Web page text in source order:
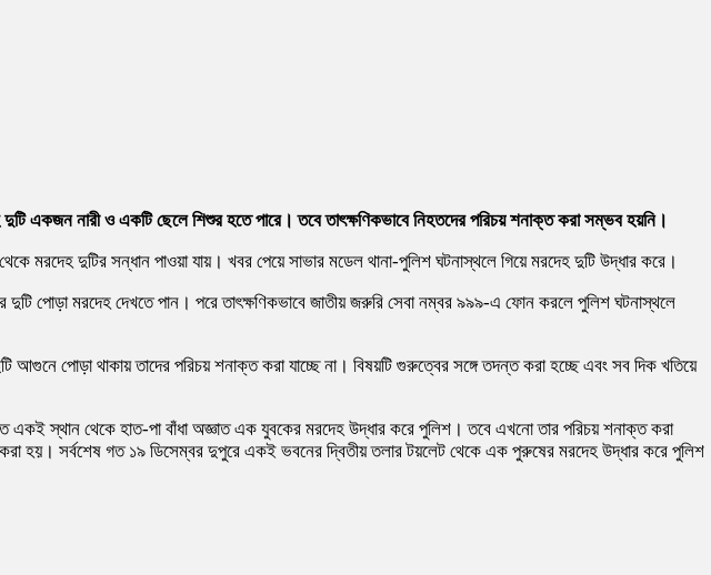
একজন নারী ও একটি ছেলে শিশুর হতে পারে। তবে তাৎক্ষণিকভাবে নিহতদের পরিচয় শনাক্ত করা সম্ভব হয়নি।
মরদেহ দুটির সন্ধান পাওয়া যায়। খবর পেয়ে সাভার মডেল থানা-পুলিশ ঘটনাস্থলে গিয়ে মরদেহ দুটি উদ্ধার করে।
দুটি পোড়া মরদেহ দেখতে পান। পরে তাৎক্ষণিকভাবে জাতীয় জরুরি সেবা নম্বর ৯৯৯-এ ফোন করলে পুলিশ ঘটনাস্থলে
আগুনে পোড়া থাকায় তাদের পরিচয় শনাক্ত করা যাচ্ছে না। বিষয়টি গুরুত্বের সঙ্গে তদন্ত করা হচ্ছে এবং সব দিক খতিয়ে
স্থান থেকে হাত-পা বাঁধা অজ্ঞাত এক যুবকের মরদেহ উদ্ধার করে পুলিশ। তবে এখনো তার পরিচয় শনাক্ত করা
করা হয়। সর্বশেষ গত ১৯ ডিসেম্বর দুপুরে একই ভবনের দ্বিতীয় তলার টয়লেট থেকে এক পুরুষের মরদেহ উদ্ধার করে